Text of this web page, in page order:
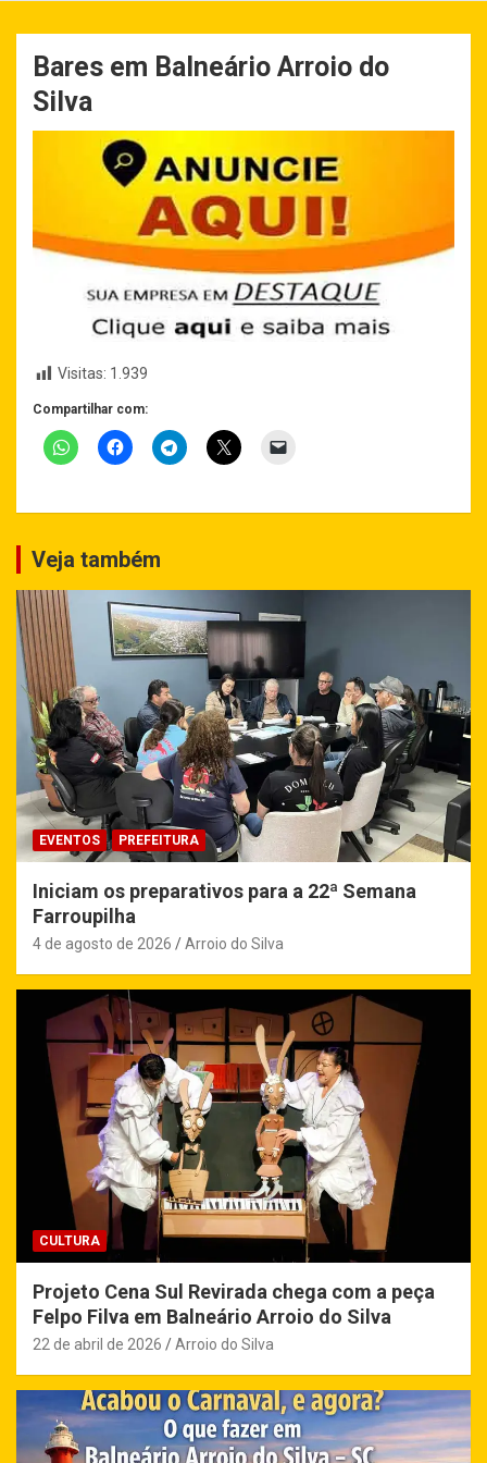
Bares em Balneário Arroio do
Silva
Visitas: 1.939
Compartilhar com:
Veja também
EVENTOS PREFEITURA
Iniciam os preparativos para a 22ª Semana
Farroupilha
4 de agosto de 2026 Arroio do Silva
CULTURA
Projeto Cena Sul Revirada chega com a peça
Felpo Filva em Balneário Arroio do Silva
22 de abril de 2026 Arroio do Silva